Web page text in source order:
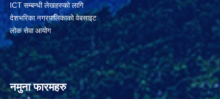
ICT सम्बन्धी लेखहरुको लागि
देशभरिका नगरपालिकाको वेबसाइट
लोक सेवा आयोग
नमुना फारमहरु